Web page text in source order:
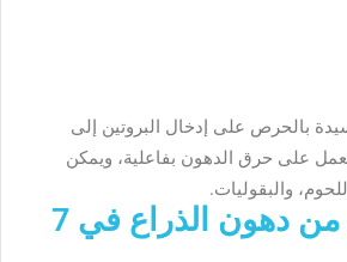
بالحرص على إدخال البروتين إلى
تعمل على حرق الدهون بفاعلية، ويمكن
والبقوليات.
كيف تتخلص من دهون الذراع في 7